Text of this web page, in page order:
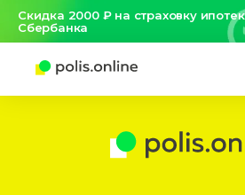
Скидка 2000 ₽ на страховку
Сбербанка